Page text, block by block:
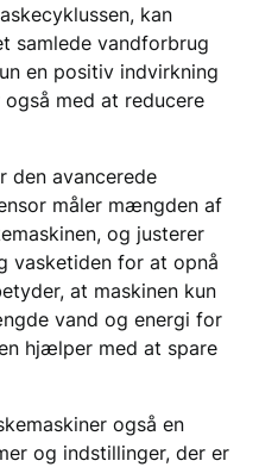
kan
samlede vandforbrug
en positiv indvirkning
med at reducere
den avancerede
måler mængden af
og justerer
vasketiden for at opnå
at maskinen kun
vand og energi for
hjælper med at spare
også en
og indstillinger, der er